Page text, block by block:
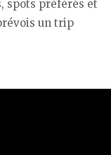
spots préférés et
un trip